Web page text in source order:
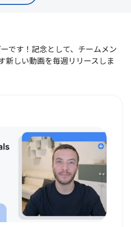
です！記念として、チームメン
新しい動画を毎週リリースしま